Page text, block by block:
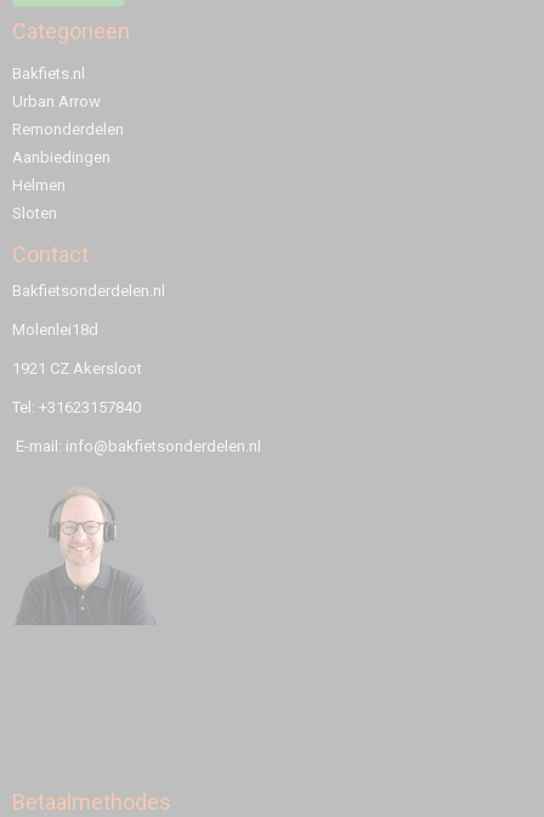
Categorieën
Bakfiets.nl
Urban Arrow
Remonderdelen
Aanbiedingen
Helmen
Sloten
Contact
Bakfietsonderdelen.nl
Molenlei18d
1921 CZ Akersloot
Tel: +31623157840
E-mail: info@bakfietsonderdelen.nl
Betaalmethodes